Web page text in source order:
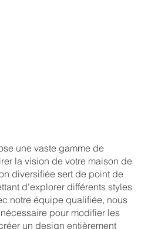
une vaste gamme de
la vision de votre maison de
diversifiée sert de point de
d'explorer différents styles
notre équipe qualifiée, nous
pour modifier les
un design entièrement